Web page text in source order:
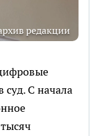
редакции
суд. С начала